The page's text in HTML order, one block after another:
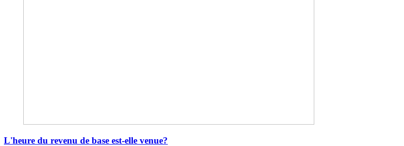
L'heure du revenu de base est-elle venue?